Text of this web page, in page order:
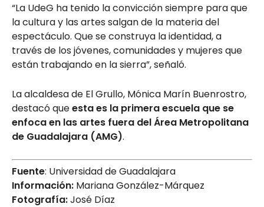
“La UdeG ha tenido la convicción siempre para que
la cultura y las artes salgan de la materia del
espectáculo. Que se construya la identidad, a
través de los jóvenes, comunidades y mujeres que
están trabajando en la sierra”, señaló.
La alcaldesa de El Grullo, Mónica Marín Buenrostro,
destacó queesta es la primera escuela que se
enfoca en las artes fuera del Área Metropolitana
de Guadalajara (AMG).
Fuente: Universidad de Guadalajara
Información: Mariana González-Márquez
Fotografía:José Díaz